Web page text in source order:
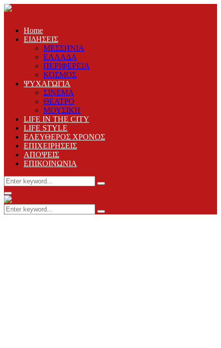
Home
ΕΙΔΗΣΕΙΣ
ΜΕΣΣΗΝΙΑ
ΕΛΛΑΔΑ
ΠΕΡΙΦΕΡΕΙΑ
ΚΟΣΜΟΣ
ΨΥΧΑΓΩΓΙΑ
ΣΙΝΕΜΑ
ΘΕΑΤΡΟ
ΜΟΥΣΙΚΗ
LIFE IN THE CITY
LIFE STYLE
ΕΛΕΥΘΕΡΟΣ ΧΡΟΝΟΣ
ΕΠΙΧΕΙΡΗΣΕΙΣ
ΑΠΟΨΕΙΣ
ΕΠΙΚΟΙΝΩΝΙΑ
Search
for:
Search
Primary
Menu
Search
for:
Search